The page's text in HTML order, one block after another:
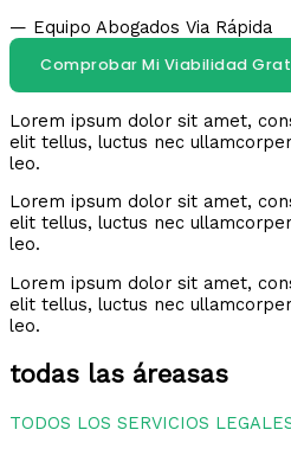
— Equipo Abogados Via Rápida
Comprobar Mi Viabilidad
Lorem ipsum dolor sit amet,
elit tellus, luctus nec
leo.
Lorem ipsum dolor sit amet,
elit tellus, luctus nec
leo.
Lorem ipsum dolor sit amet,
elit tellus, luctus nec
leo.
todas las áreasas
TODOS LOS SERVICIOS